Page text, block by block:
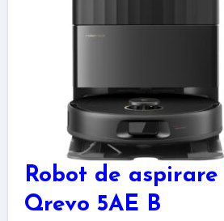
Robot de aspirare
Qrevo 5AE B